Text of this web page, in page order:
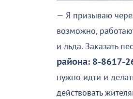
— Я призываю
возможно,
и льда. Заказать
района: 8-8617-
нужно идти и
действовать